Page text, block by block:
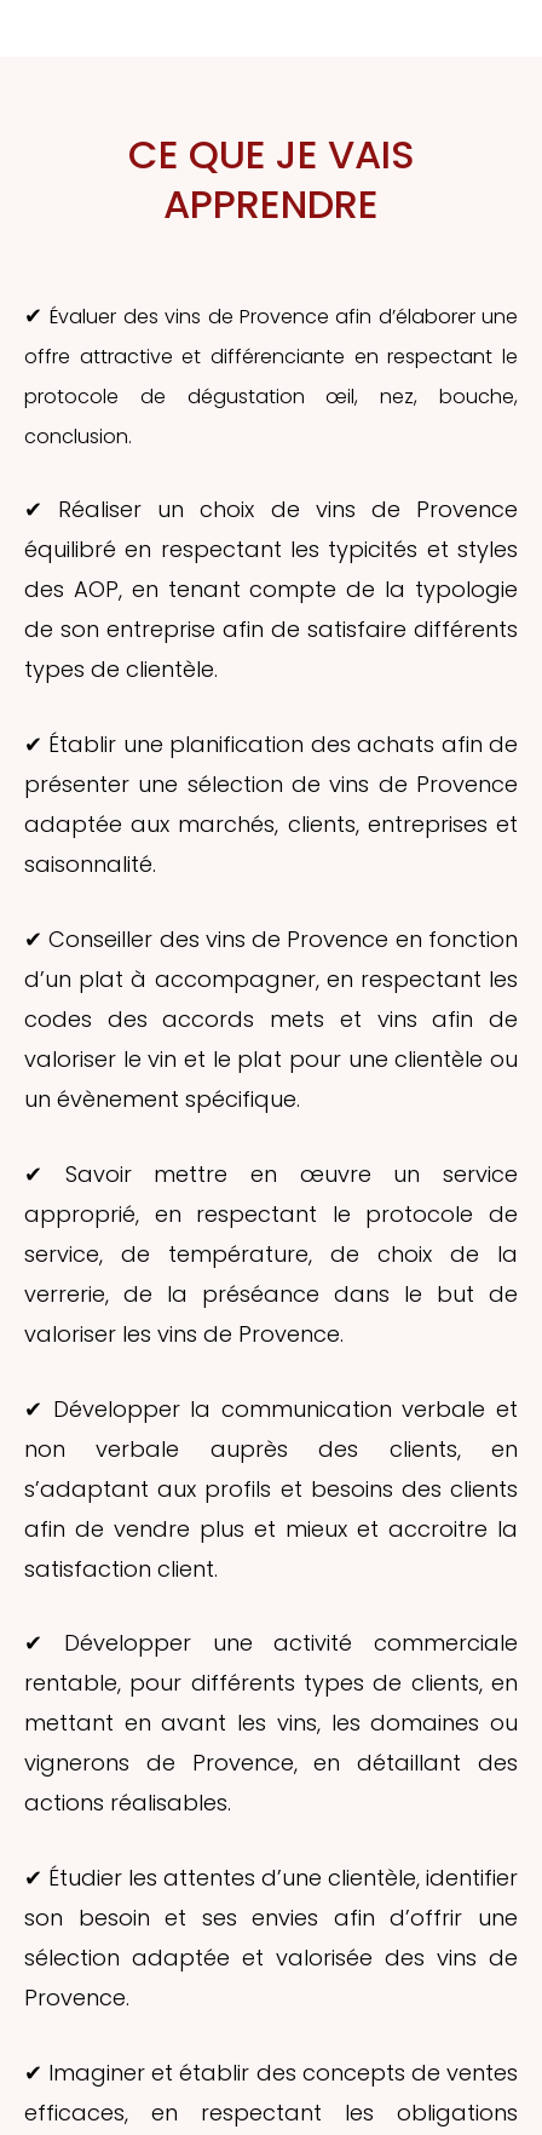
CE QUE JE VAIS
APPRENDRE
✔Évaluer des vins de Provence afin d’élaborer une
offre attractive et différenciante en respectant le
protocole de dégustation œil, nez, bouche,
conclusion.
✔ Réaliser un choix de vins de Provence
équilibré en respectant les typicités et styles
des AOP, en tenant compte de la typologie
de son entreprise afin de satisfaire différents
types de clientèle.
✔ Établir une planification des achats afin de
présenter une sélection de vins de Provence
adaptée aux marchés, clients, entreprises et
saisonnalité.
✔ Conseiller des vins de Provence en fonction
d’un plat à accompagner, en respectant les
codes des accords mets et vins afin de
valoriser le vin et le plat pour une clientèle ou
un évènement spécifique.
✔ Savoir mettre en œuvre un service
approprié, en respectant le protocole de
service, de température, de choix de la
verrerie, de la préséance dans le but de
valoriser les vins de Provence.
✔ Développer la communication verbale et
non verbale auprès des clients, en
s’adaptant aux profils et besoins des clients
afin de vendre plus et mieux et accroitre la
satisfaction client.
✔ Développer une activité commerciale
rentable, pour différents types de clients, en
mettant en avant les vins, les domaines ou
vignerons de Provence, en détaillant des
actions réalisables.
✔ Étudier les attentes d’une clientèle, identifier
son besoin et ses envies afin d’offrir une
sélection adaptée et valorisée des vins de
Provence.
✔ Imaginer et établir des concepts de ventes
efficaces, en respectant les obligations